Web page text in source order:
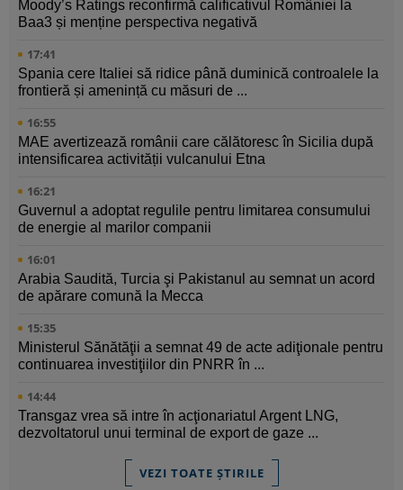
Moody’s Ratings reconfirmă calificativul României la
Baa3 și menține perspectiva negativă
17:41
Spania cere Italiei să ridice până duminică controalele la
frontieră și amenință cu măsuri de ...
16:55
MAE avertizează românii care călătoresc în Sicilia după
intensificarea activității vulcanului Etna
16:21
Guvernul a adoptat regulile pentru limitarea consumului
de energie al marilor companii
16:01
Arabia Saudită, Turcia şi Pakistanul au semnat un acord
de apărare comună la Mecca
15:35
Ministerul Sănătăţii a semnat 49 de acte adiţionale pentru
continuarea investiţiilor din PNRR în ...
14:44
Transgaz vrea să intre în acţionariatul Argent LNG,
dezvoltatorul unui terminal de export de gaze ...
VEZI TOATE ȘTIRILE